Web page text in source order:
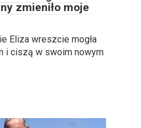
zmieniło moje
Eliza wreszcie mogła
i ciszą w swoim nowym